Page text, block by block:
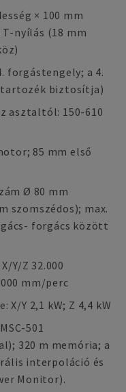
× 100 mm
T-nyílás (18 mm
forgástengely; a 4.
biztosítja)
asztaltól: 150-610
85 mm első
Ø 80 mm
szomszédos); max.
forgács között
Y/Z 32.000
mm/perc
Y 2,1 kW; Z 4,4 kW
501
320 m memória; a
interpoláció és
Monitor).